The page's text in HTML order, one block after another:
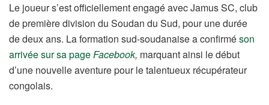
Le joueur s’est officiellement engagé avec Jamus SC, club
de première division du Soudan du Sud, pour une durée
de deux ans. La formation sud-soudanaise a confirméson
arrivée sur sa pageFacebook, marquant ainsi le début
d’une nouvelle aventure pour le talentueux récupérateur
congolais.